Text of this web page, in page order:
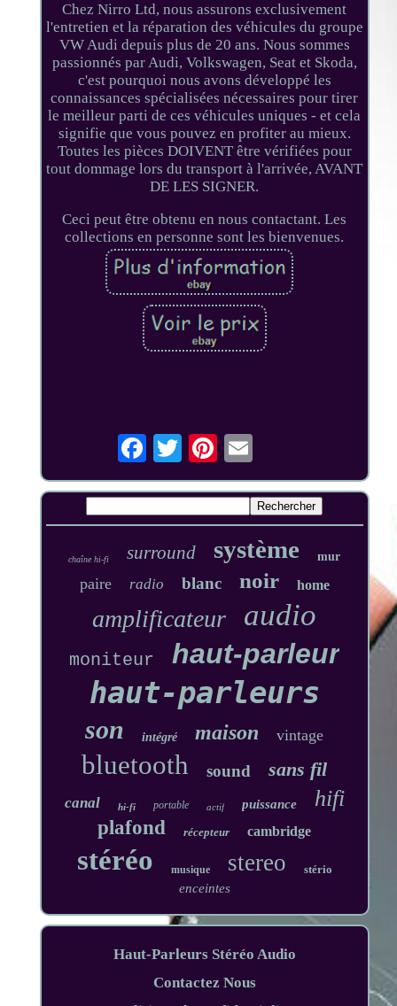
Chez Nirro Ltd, nous assurons exclusivement
l'entretien et la réparation des véhicules du groupe
VW Audi depuis plus de 20 ans. Nous sommes
passionnés par Audi, Volkswagen, Seat et Skoda,
c'est pourquoi nous avons développé les
connaissances spécialisées nécessaires pour tirer
le meilleur parti de ces véhicules uniques - et cela
signifie que vous pouvez en profiter au mieux.
Toutes les pièces DOIVENT être vérifiées pour
tout dommage lors du transport à l'arrivée, AVANT
DE LES SIGNER.
Ceci peut être obtenu en nous contactant. Les
collections en personne sont les bienvenues.
chaîne hi-fi surround système mur
paire radio blanc noir home
amplificateur audio
moniteur haut-parleur
haut-parleurs
son intégré maison vintage
bluetooth sound sans fil
canal hi-fi portable actif puissance hifi
plafond récepteur cambridge
stéréo musique stereo stério
enceintes
Haut-Parleurs Stéréo Audio
Contactez Nous